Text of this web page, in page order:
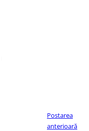
Postarea
anterioară